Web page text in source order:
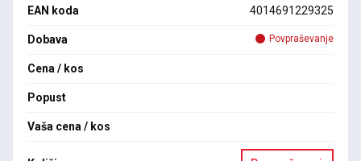
EAN koda 4014691229325
Dobava Povpraševanje
Cena / kos
Popust
Vaša cena / kos